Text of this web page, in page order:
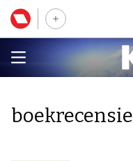
boekrecensie